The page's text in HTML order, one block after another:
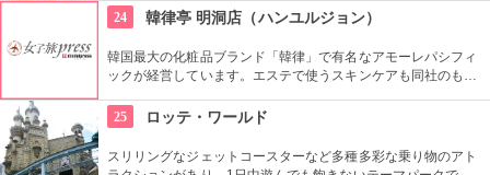
い民族衣装を着た人が伝統芸能を披露します。お食事と一緒に
楽しめます。
24 韓律亭 明洞店（ハンユルジョン）
韓国最大の化粧品ブランド「韓律」で有名なアモーレパシフィ
ックが経営しています。エステで使うスキンケアも同社のもの
す。
25 ロッテ・ワールド
スリリングなジェットコースターなど多種多彩な乗り物のアト